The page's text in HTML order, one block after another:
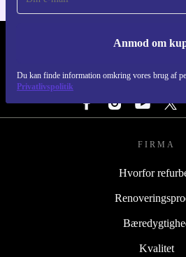
Anmod om
Du kan finde information omkring vores brug af
Privatlivspolitik
REFURBED DANMARK -
FØLG OS
FIRMA
Hvorfor
Kvalitet